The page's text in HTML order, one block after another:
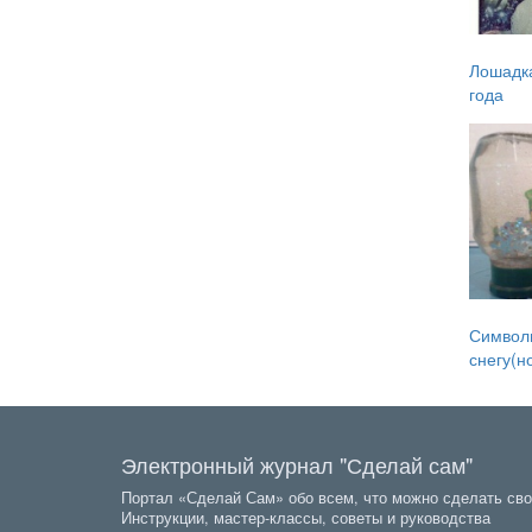
года
Электронный журнал "Сделай сам"
Портал «Сделай Сам» обо всем, что можно сделать
Инструкции, мастер-классы, советы и руководства